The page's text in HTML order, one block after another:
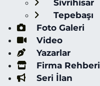
Sivrihisar
Tepebaşı
Foto Galeri
Video
Yazarlar
Firma Rehberi
Seri İlan